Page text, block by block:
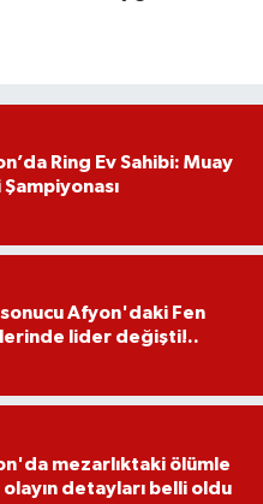
Ring Ev Sahibi: Muay
Şampiyonası
sonucu Afyon'daki Fen
lider değişti!..
mezarlıktaki ölümle
detayları belli oldu